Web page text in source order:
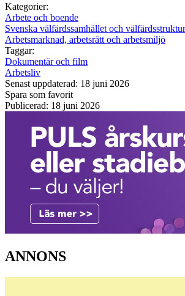
Kategorier:
Arbete och boende
Svenska välfärdssamhället och
Arbetsmarknad, arbetsrätt och arbetsmiljö
Taggar:
Dokumentär och film
Arbetsliv
Senast uppdaterad: 18 juni 2026
Spara som favorit
Publicerad: 18 juni 2026
ANNONS